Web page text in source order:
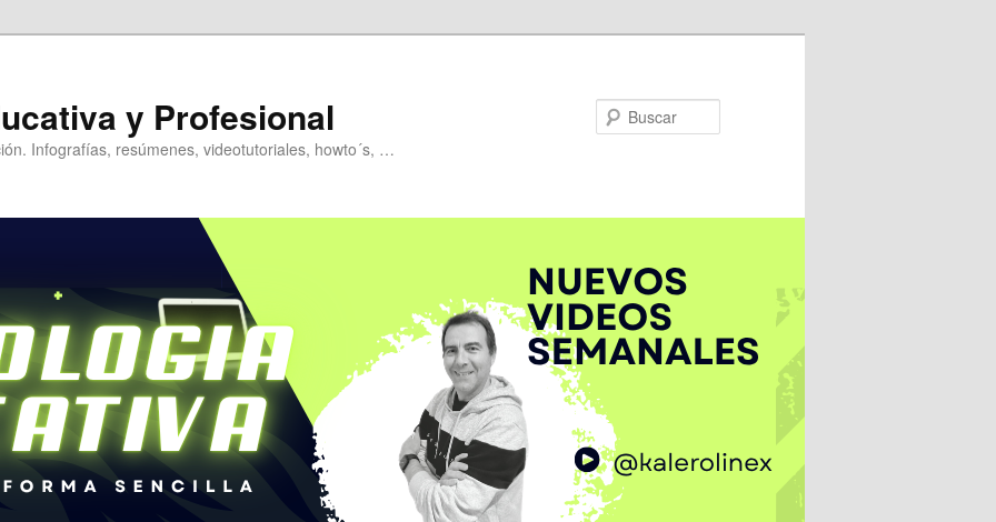
y Profesional
Infografías, resúmenes, videotutoriales, howto´s, …